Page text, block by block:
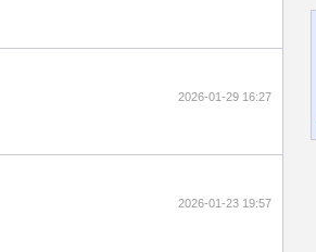
2026-01-29 16:27
2026-01-23 19:57